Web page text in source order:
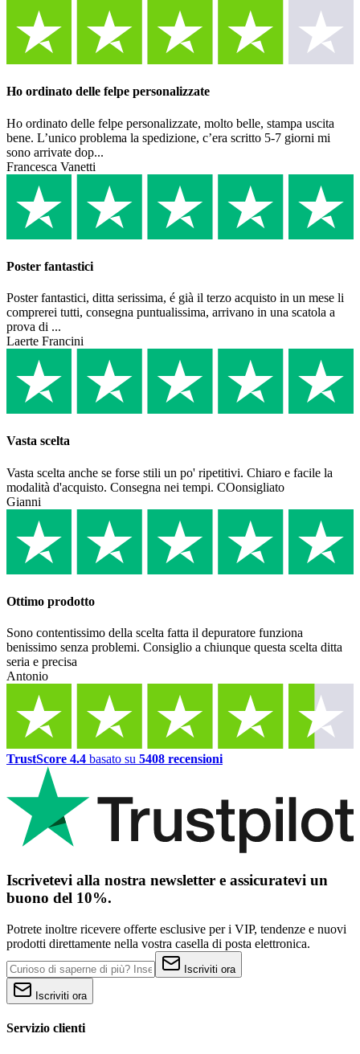
Ho ordinato delle felpe personalizzate
Ho ordinato delle felpe personalizzate, molto belle, stampa uscita
bene. L’unico problema la spedizione, c’era scritto 5-7 giorni mi
sono arrivate dop...
Francesca Vanetti
Poster fantastici
Poster fantastici, ditta serissima, é già il terzo acquisto in un mese li
comprerei tutti, consegna puntualissima, arrivano in una scatola a
prova di ...
Laerte Francini
Vasta scelta
Vasta scelta anche se forse stili un po' ripetitivi. Chiaro e facile la
modalità d'acquisto. Consegna nei tempi. COonsigliato
Gianni
Ottimo prodotto
Sono contentissimo della scelta fatta il depuratore funziona
benissimo senza problemi. Consiglio a chiunque questa scelta ditta
seria e precisa
Antonio
TrustScore 4.4 basato su 5408 recensioni
Iscrivetevi alla nostra newsletter e assicuratevi un
buono del 10%.
Potrete inoltre ricevere offerte esclusive per i VIP, tendenze e nuovi
prodotti direttamente nella vostra casella di posta elettronica.
Iscriviti ora
Iscriviti ora
Servizio clienti